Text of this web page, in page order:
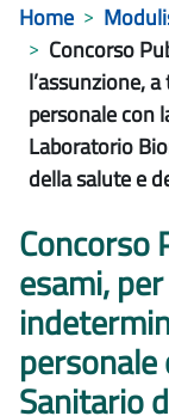
Home
Concorso
l’assunzione,
personale con
Laboratorio
della salute e
Concorso
esami,
personale
Sanitario